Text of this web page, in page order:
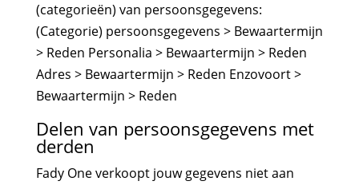
(categorieën) van persoonsgegevens:
(Categorie) persoonsgegevens > Bewaartermijn
> Reden Personalia > Bewaartermijn > Reden
Adres > Bewaartermijn > Reden Enzovoort >
Bewaartermijn > Reden
Delen van persoonsgegevens met
derden
Fady One verkoopt jouw gegevens niet aan